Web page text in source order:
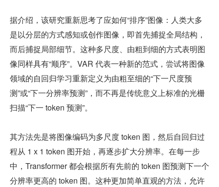
据介绍，该研究重新思考了应如何“排序”图像：人类大多
是以分层的方式感知或创作图像，即首先捕捉全局结构，
而后捕捉局部细节。这种多尺度、由粗到细的方式表明图
像同样具有“顺序”。VAR 代表一种新的范式，尝试将图像
领域的自回归学习重新定义为由粗至细的“下一尺度预
测”或“下一分辨率预测”，而不再是传统意义上标准的光栅
扫描“下一 token 预测”。
其方法先是将图像编码为多尺度 token 图，然后自回归过
程从 1 x 1 token 图开始，再逐步扩大分辨率。在每一步
中，Transformer 都会根据所有先前的 token 图预测下一个
分辨率更高的 token 图。这种更加简单直观的方法，允许